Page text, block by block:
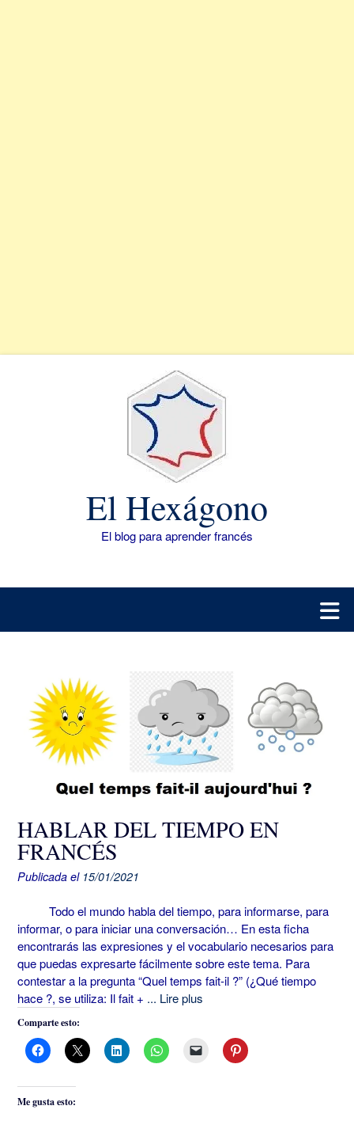
El Hexágono
El blog para aprender francés
HABLAR DEL TIEMPO EN
FRANCÉS
Publicada el 15/01/2021
Todo el mundo habla del tiempo, para informarse, para
informar, o para iniciar una conversación… En esta ficha
encontrarás las expresiones y el vocabulario necesarios para
que puedas expresarte fácilmente sobre este tema. Para
contestar a la pregunta “Quel temps fait-il ?” (¿Qué tiempo
hace ?, se utiliza: Il fait + ... Lire plus
Comparte esto:
Me gusta esto: